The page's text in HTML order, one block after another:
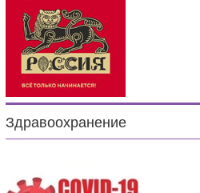
Здравоохранение